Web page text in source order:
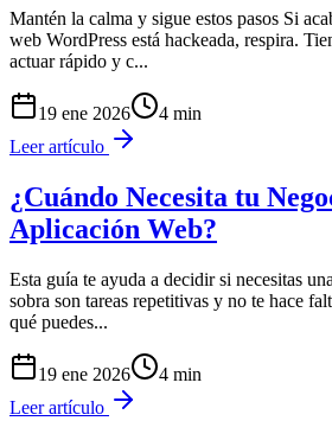
Mantén la calma y sigue estos pasos Si
web WordPress está hackeada, respira.
actuar rápido y c...
19 ene 2026 4 min
Leer artículo
¿Cuándo Necesita tu
Aplicación Web?
Esta guía te ayuda a decidir si necesitas
sobra son tareas repetitivas y no te hace
qué puedes...
19 ene 2026 4 min
Leer artículo